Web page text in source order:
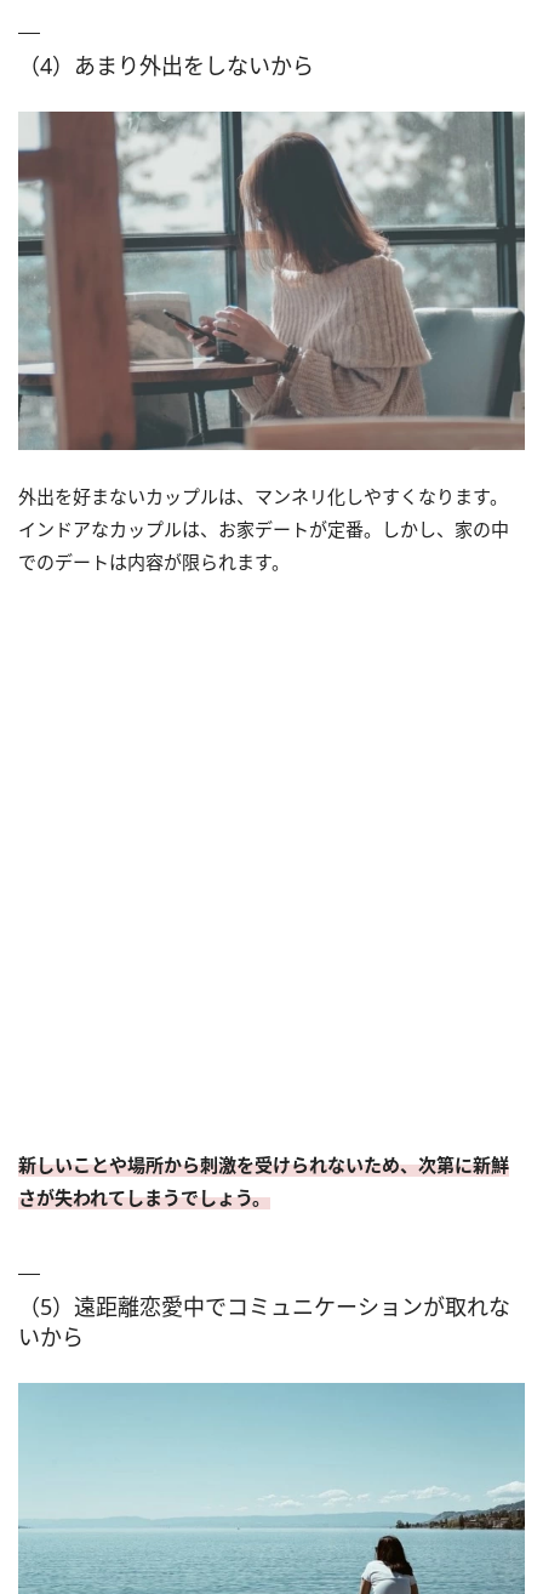
（4）あまり外出をしないから
外出を好まないカップルは、マンネリ化しやすくなります。
インドアなカップルは、お家デートが定番。しかし、家の中
でのデートは内容が限られます。
新しいことや場所から刺激を受けられないため、次第に新鮮
さが失われてしまうでしょう。
（5）遠距離恋愛中でコミュニケーションが取れな
いから